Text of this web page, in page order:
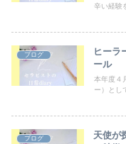
辛い経験
ブログ
ヒーラ
ール
本年度４
ー）とし
ブログ
天使が